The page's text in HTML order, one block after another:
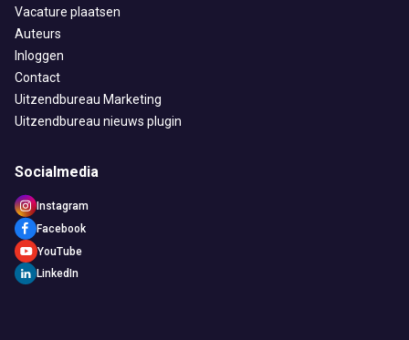
Vacature plaatsen
Auteurs
Inloggen
Contact
Uitzendbureau Marketing
Uitzendbureau nieuws plugin
Socialmedia
Instagram
Facebook
YouTube
LinkedIn